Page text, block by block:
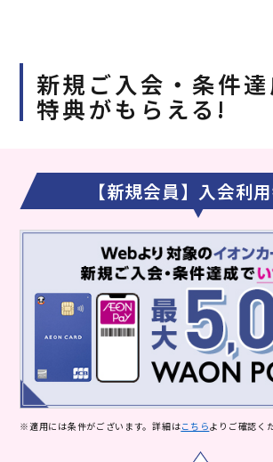
新規ご入会・条件達
特典がもらえる!
【新規会員】入会利
※適用には条件がございます。詳細はこちらよりご確認く